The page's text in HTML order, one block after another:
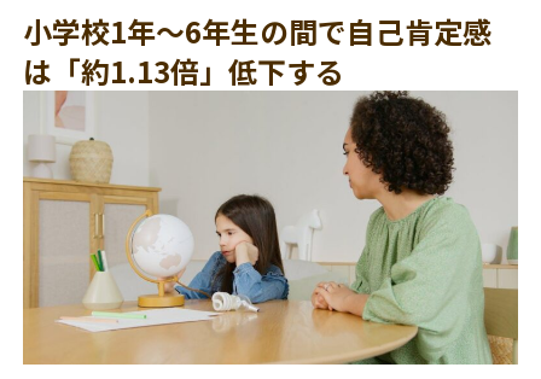
小学校1年～6年生の間で自己肯定感
は「約1.13倍」低下する